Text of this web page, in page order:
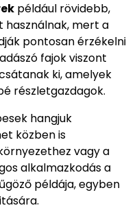
például rövidebb,
használnak, mert a
pontosan érzékelni
fajok viszont
ki, amelyek
részletgazdagok.
hangjuk
közben is
vagy a
alkalmazkodás a
példája, egyben